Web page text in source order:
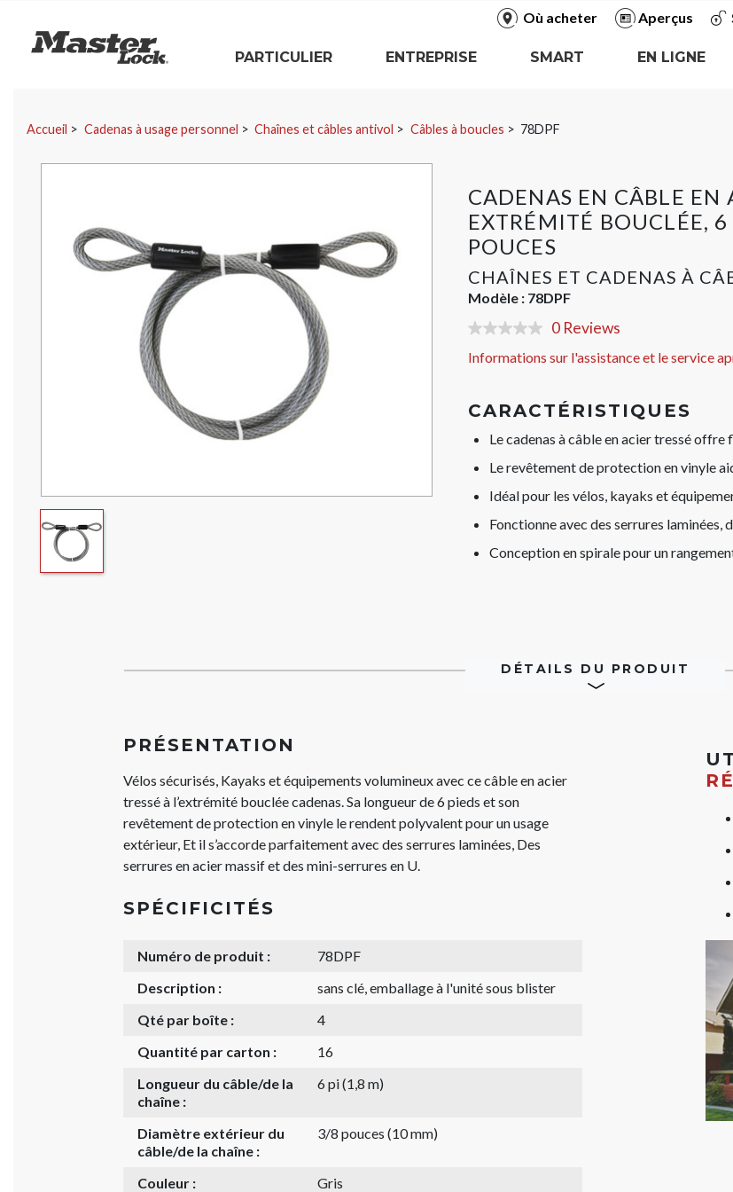
Où acheter Aperçus
Master Lock
PARTICULIER
ENTREPRISE
SMART
EN LIGNE
Accueil Cadenas à usage personnel Chaînes et câbles antivol Câbles à boucles 78DPF
CADENAS EN CÂBLE EN
EXTRÉMITÉ BOUCLÉE,
POUCES
CHAÎNES ET CADENAS À
Modèle : 78DPF
No
value
link.
0 Reviews
Informations sur l'assistance et le service
CARACTÉRISTIQUES
Le cadenas à câble en acier tressé
Le revêtement de protection en vinyle
Idéal pour les vélos, kayaks et
Fonctionne avec des serrures laminées,
Conception en spirale pour un
DÉTAILS DU PRODUIT
PRÉSENTATION
Vélos sécurisés, Kayaks et équipements volumineux avec ce câble en acier
tressé à l’extrémité bouclée cadenas. Sa longueur de 6 pieds et son
revêtement de protection en vinyle le rendent polyvalent pour un usage
extérieur, Et il s’accorde parfaitement avec des serrures laminées, Des
serrures en acier massif et des mini-serrures en U.
SPÉCIFICITÉS
Numéro de produit :
78DPF
Description :
sans clé, emballage à l'unité sous blister
Qté par boîte :
4
Quantité par carton :
16
Longueur du câble/de la
chaîne :
6 pi (1,8 m)
Diamètre extérieur du
câble/de la chaîne :
3/8 pouces (10 mm)
Couleur : Gris